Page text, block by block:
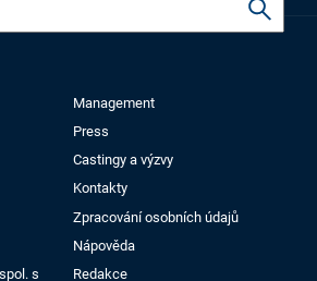
Management
Press
Castingy a výzvy
Kontakty
Zpracování osobních údajů
Nápověda
s
Redakce